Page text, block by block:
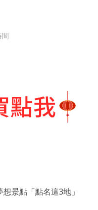
想景點「點名這3地」